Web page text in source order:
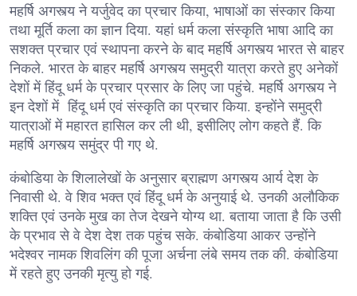
महर्षि अगस्त्य ने यर्जुवेद का प्रचार किया, भाषाओं का संस्कार किया
तथा मूर्ति कला का ज्ञान दिया. यहां धर्म कला संस्कृति भाषा आदि का
सशक्त प्रचार एवं स्थापना करने के बाद महर्षि अगस्त्य भारत से बाहर
निकले. भारत के बाहर महर्षि अगस्त्य समुद्री यात्रा करते हुए अनेकों
देशों में हिंदू धर्म के प्रचार प्रसार के लिए जा पहुंचे. महर्षि अगस्त्य ने
इन देशों में हिंदू धर्म एवं संस्कृति का प्रचार किया. इन्होंने समुद्री
यात्राओं में महारत हासिल कर ली थी, इसीलिए लोग कहते हैं. कि
महर्षि अगस्त्य समुंद्र पी गए थे.
कंबोडिया के शिलालेखों के अनुसार ब्राह्मण अगस्त्य आर्य देश के
निवासी थे. वे शिव भक्त एवं हिंदू धर्म के अनुयाई थे. उनकी अलौकिक
शक्ति एवं उनके मुख का तेज देखने योग्य था. बताया जाता है कि उसी
के प्रभाव से वे देश देश तक पहुंच सके. कंबोडिया आकर उन्होंने
भदेश्वर नामक शिवलिंग की पूजा अर्चना लंबे समय तक की. कंबोडिया
में रहते हुए उनकी मृत्यु हो गई.